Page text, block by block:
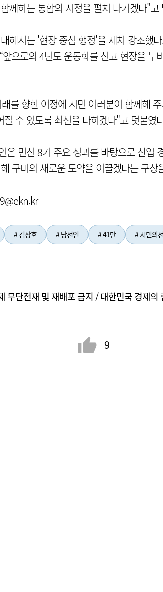
께하는 통합의 시정을 펼쳐 나가겠다"고
해서는 '현장 중심 행정'을 재차 강조했
으로의 4년도 운동화를 신고 현장을 누
를 향한 여정에 시민 여러분이 함께해
질 수 있도록 최선을 다하겠다"고 덧붙였
은 민선 8기 주요 성과를 바탕으로 산업
구미의 새로운 도약을 이끌겠다는 구상
# 김장호 # 당선인 # 41만 # 시민의
무단전재 및 재배포 금지 / 대한민국 경제의
9